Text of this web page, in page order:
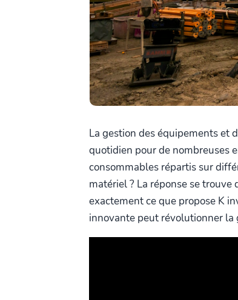
La gestion des équipements et
quotidien pour de nombreuses
consommables répartis sur
matériel ? La réponse se
exactement ce que propose K
innovante peut révolutionner la